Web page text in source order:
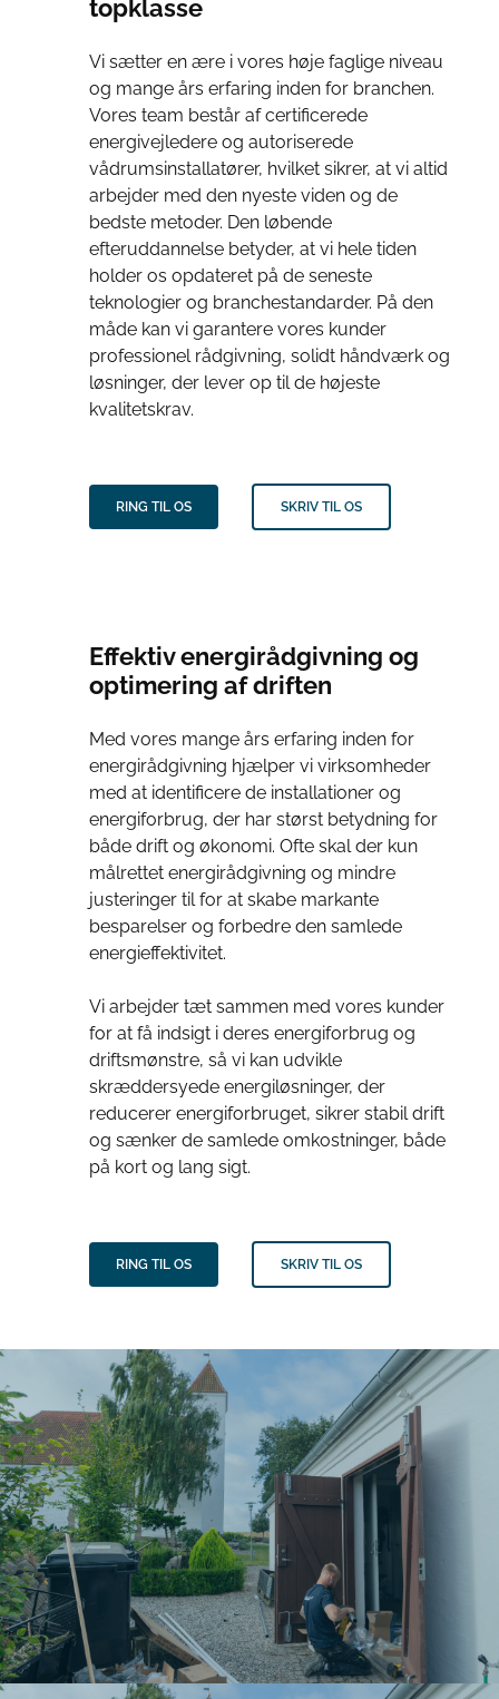
topklasse
Vi sætter en ære i vores høje faglige niveau
og mange års erfaring inden for branchen.
Vores team består af certificerede
energivejledere og autoriserede
vådrumsinstallatører, hvilket sikrer, at vi altid
arbejder med den nyeste viden og de
bedste metoder. Den løbende
efteruddannelse betyder, at vi hele tiden
holder os opdateret på de seneste
teknologier og branchestandarder. På den
måde kan vi garantere vores kunder
professionel rådgivning, solidt håndværk og
løsninger, der lever op til de højeste
kvalitetskrav.
RING TIL OS SKRIV TIL OS
Effektiv energirådgivning og
optimering af driften
Med vores mange års erfaring inden for
energirådgivning hjælper vi virksomheder
med at identificere de installationer og
energiforbrug, der har størst betydning for
både drift og økonomi. Ofte skal der kun
målrettet energirådgivning og mindre
justeringer til for at skabe markante
besparelser og forbedre den samlede
energieffektivitet.
Vi arbejder tæt sammen med vores kunder
for at få indsigt i deres energiforbrug og
driftsmønstre, så vi kan udvikle
skræddersyede energiløsninger, der
reducerer energiforbruget, sikrer stabil drift
og sænker de samlede omkostninger, både
på kort og lang sigt.
RING TIL OS SKRIV TIL OS